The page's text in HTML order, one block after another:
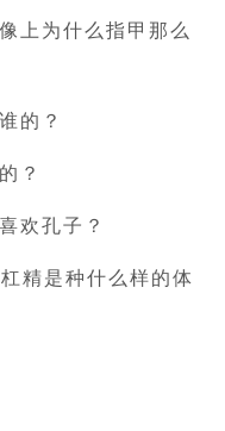
上为什么指甲那么
的？
？
欢孔子？
精是种什么样的体